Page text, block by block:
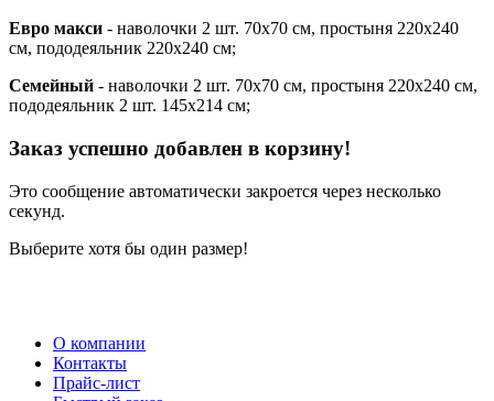
Евро макси - наволочки 2 шт. 70х70 см, простыня 220х240
см, пододеяльник 220х240 см;
Семейный - наволочки 2 шт. 70х70 см, простыня 220х240 см,
пододеяльник 2 шт. 145х214 см;
Заказ успешно добавлен в корзину!
Это сообщение автоматически закроется через несколько
секунд.
Выберите хотя бы один размер!
О компании
Контакты
Прайс-лист